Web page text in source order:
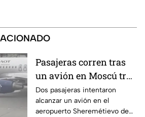
Pasajeras corren tras
un avión en Moscú tras
llegar tarde a su vuelo
Dos pasajeras intentaron
alcanzar un avión en el
aeropuerto Sheremétievo de